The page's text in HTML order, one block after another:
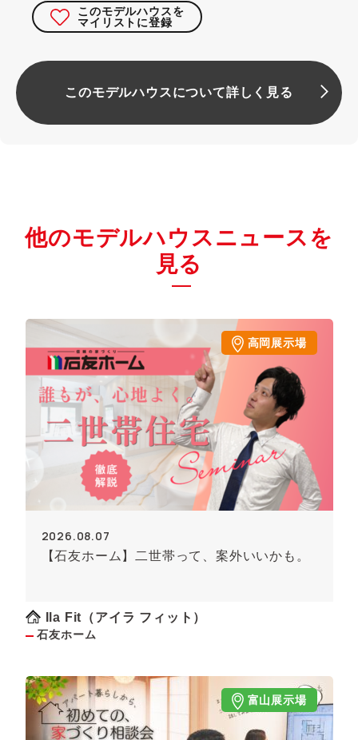
このモデルハウスを
マイリストに登録
このモデルハウスについて詳しく見る
他のモデルハウスニュースを
見る
高岡展示場
2026.08.07
【石友ホーム】二世帯って、案外いいかも。
Ila Fit（アイラ フィット）
石友ホーム
富山展示場